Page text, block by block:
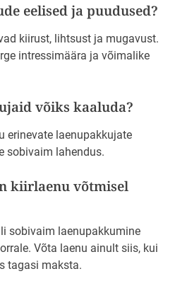
eelised ja puudused?
kiirust, lihtsust ja mugavust.
intressimäära ja võimalike
võiks kaaluda?
erinevate laenupakkujate
sobivaim lahendus.
kiirlaenu võtmisel
sobivaim laenupakkumine
Võta laenu ainult siis, kui
tagasi maksta.